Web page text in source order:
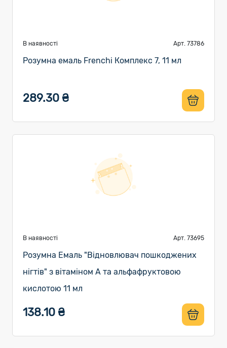
В наявності Арт. 73786
Розумна емаль Frenchi Комплекс 7, 11 мл
289.30 ₴
В наявності Арт. 73695
Розумна Емаль "Відновлювач пошкоджених
нігтів" з вітаміном А та альфафруктовою
кислотою 11 мл
138.10 ₴